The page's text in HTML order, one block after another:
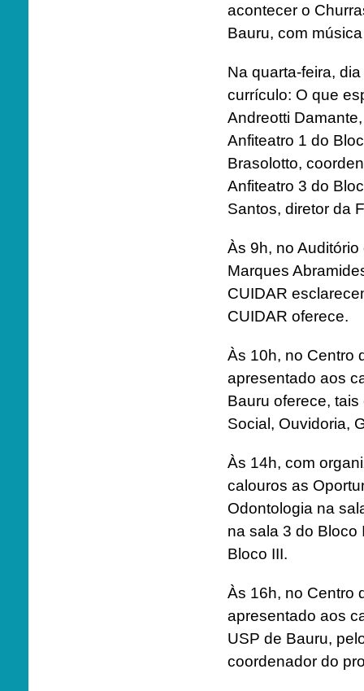
acontecer o
Bauru, com
Na quarta-feira,
currículo: O que
Andreotti
Anfiteatro 1 do
Brasolotto,
Anfiteatro 3 do
Santos, diretor da
Às 9h, no
Marques
CUIDAR
CUIDAR oferece.
Às 10h, no Centro
apresentado aos
Bauru oferece,
Social, Ouvidoria,
Às 14h, com
calouros as
Odontologia na
na sala 3 do Bloco
Bloco III.
Às 16h, no Centro
apresentado aos
USP de Bauru,
coordenador do